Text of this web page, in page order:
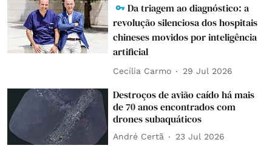
Da triagem ao diagnóstico: a
revolução silenciosa dos hospitais
chineses movidos por inteligência
artificial
Cecília Carmo 29 Jul 2026
Destroços de avião caído há mais
de 70 anos encontrados com
drones subaquáticos
André Certã 23 Jul 2026